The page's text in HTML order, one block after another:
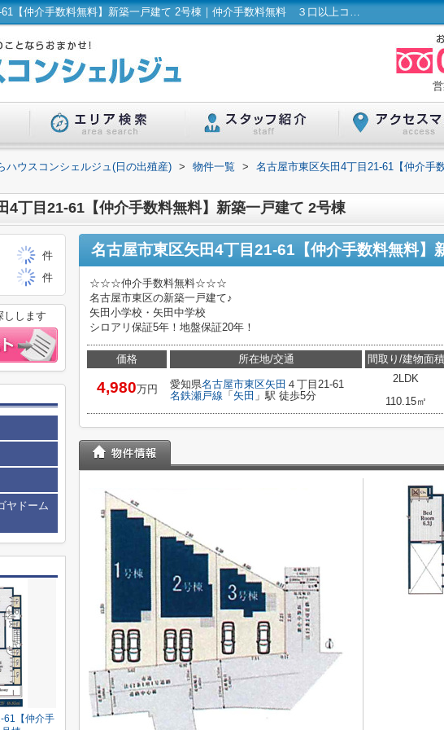
名古屋市東区矢田4丁目21-61【仲介手数料無料】新築一戸建て 2号棟｜仲介手数料無料 ３口以上コンロ 外壁サイディング 複層ガラス 南面バルコニー オープンキッチン｜ハウスコンシェルジュ(日の出殖産)
ハウスコンシェルジュ(日の出殖産) > 物件一覧 >
名古屋市東区矢田4丁目21-61【仲介手
4丁目21-61【仲介手数料無料】新築一戸建て 2号棟
名古屋市東区矢田4丁目21-61【仲介手数料無料】
☆☆☆仲介手数料無料☆☆☆
名古屋市東区の新築一戸建て♪
矢田小学校・矢田中学校
シロアリ保証5年！地盤保証20年！
価格
4,980万円
所在地/交通
愛知県名古屋市東区矢田 ４丁目21-61
名鉄瀬戸線 「 矢田 」駅 徒歩5分
間取り/建物面積
2LDK
110.15㎡
件
件
します
ヤドーム
61【仲介手